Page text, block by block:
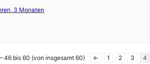
3 Monaten
46 bis 60 (von insgesamt 60) ← 1 2 3 4